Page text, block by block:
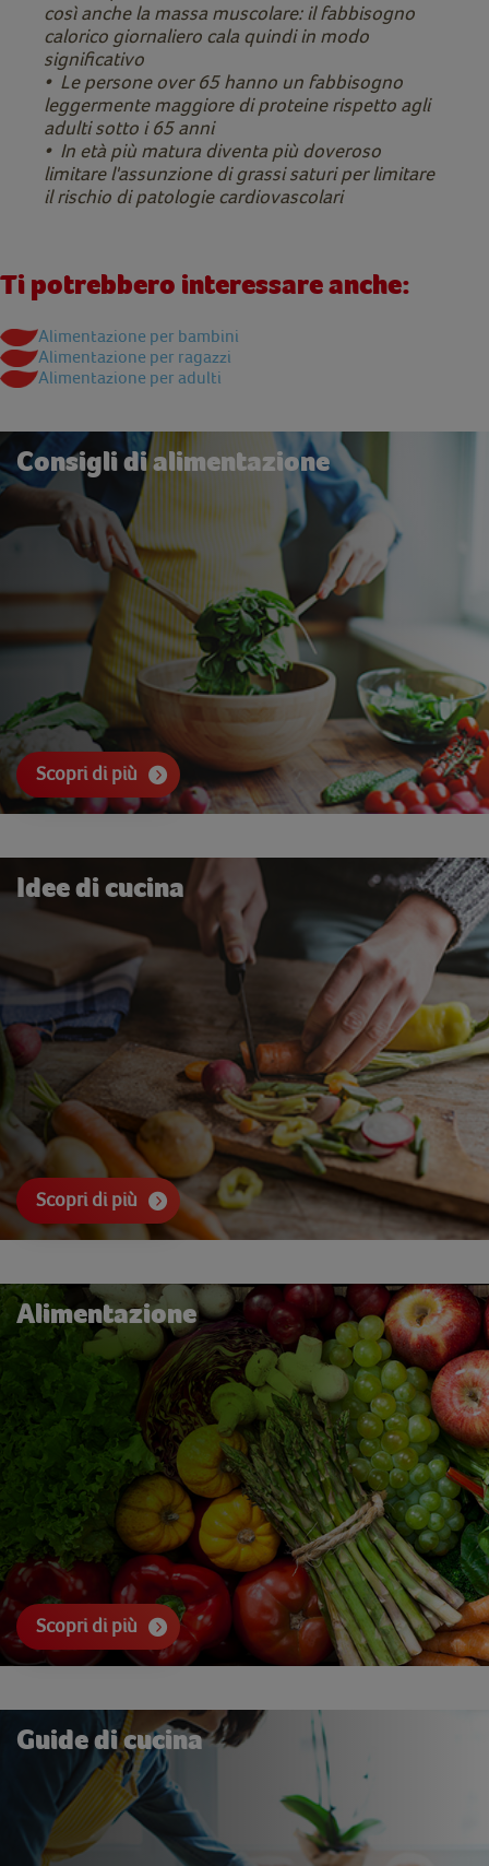
così anche la massa muscolare: il fabbisogno
calorico giornaliero cala quindi in modo
significativo
• Le persone over 65 hanno un fabbisogno
leggermente maggiore di proteine rispetto agli
adulti sotto i 65 anni
• In età più matura diventa più doveroso
limitare l'assunzione di grassi saturi per limitare
il rischio di patologie cardiovascolari
Ti potrebbero interessare anche:
Alimentazione per bambini
Alimentazione per ragazzi
Alimentazione per adulti
Consigli di alimentazione
Scopri di più
Idee di cucina
Scopri di più
Alimentazione
Scopri di più
Guide di cucina